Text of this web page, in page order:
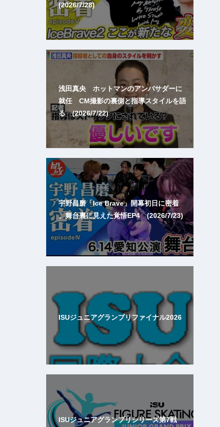
(2026/7/28)
浅田真央 ホットマンのアンバサダーに
就任 CM撮影の裏側と指導スタイルを語
る (2026/7/22)
宇野昌磨「Ice Brave」開幕初日に密着
、舞台裏に見えた覚悟EP4 (2026/7/23)
ISUジュニアグランプリファイナル2026
ISUジュニアグランプリシリーズ第7戦